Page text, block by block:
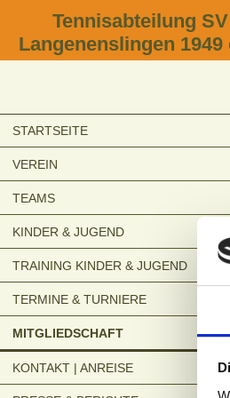
Tennisabteilung SV
Langenenslingen 1949
STARTSEITE
VEREIN
TEAMS
KINDER & JUGEND
TRAINING KINDER & JUGEND
TERMINE & TURNIERE
MITGLIEDSCHAFT
KONTAKT | ANREISE